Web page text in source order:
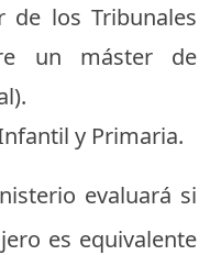
de los Tribunales
un máster de
y Primaria.
evaluará si
es equivalente